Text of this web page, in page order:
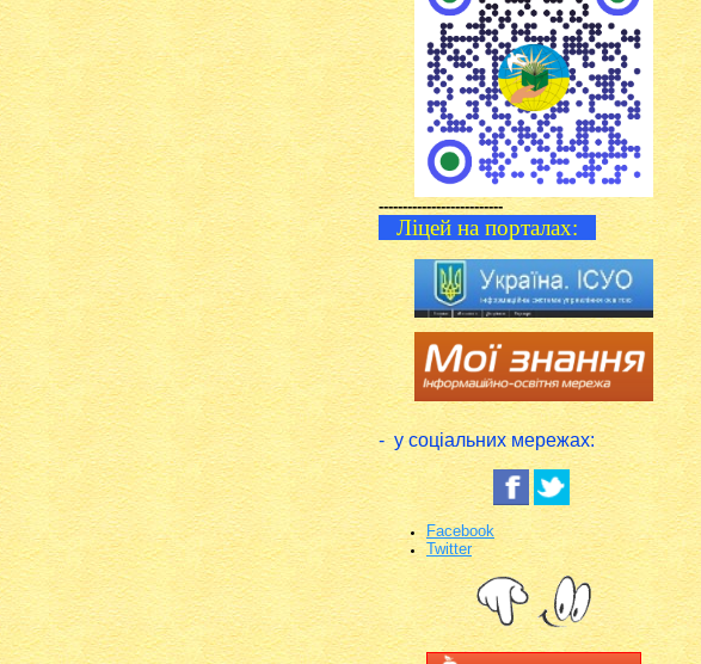
--------------------------
Ліцей на порталах:
- у соціальних мережах:
Facebook
Twitter